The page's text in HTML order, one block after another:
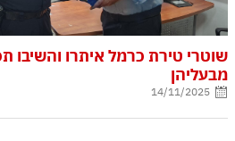
שוטרי טירת כרמל איתרו והשיבו
מבעליהן
14/11/2025